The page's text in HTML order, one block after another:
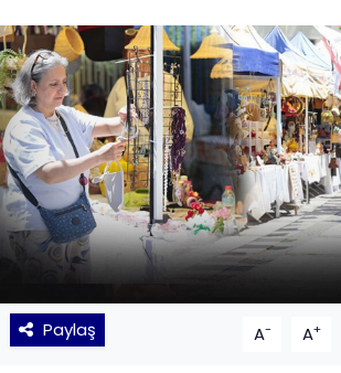
Paylaş A- A+
KÜLTÜR SANAT
MAGAZİN
POLİTİKA
SAĞLIK
SPOR